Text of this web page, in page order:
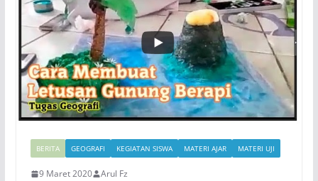
BERITA GEOGRAFI KEGIATAN SISWA MATERI AJAR MATERI UJI
9 Maret 2020 Arul Fz